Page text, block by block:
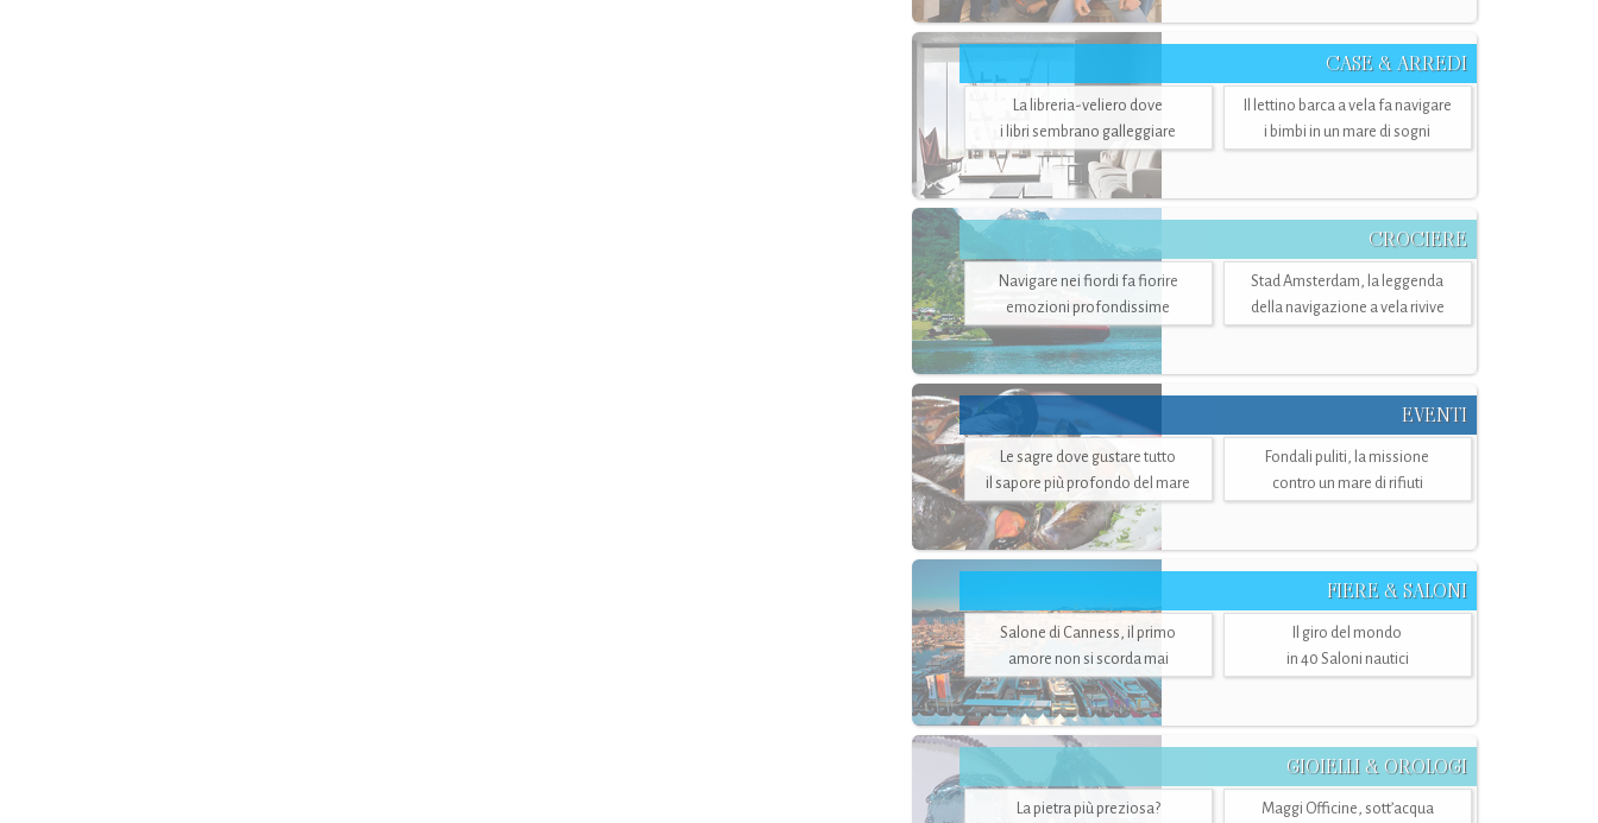
CASE & ARREDI
La libreria-veliero dove
i libri sembrano galleggiare
Il lettino barca a vela fa navigare
i bimbi in un mare di sogni
CROCIERE
Navigare nei fiordi fa fiorire
emozioni profondissime
Stad Amsterdam, la leggenda
della navigazione a vela rivive
EVENTI
Le sagre dove gustare tutto
il sapore più profondo del mare
Fondali puliti, la missione
contro un mare di rifiuti
FIERE & SALONI
Salone di Canness, il primo
amore non si scorda mai
Il giro del mondo
in 40 Saloni nautici
GIOIELLI & OROLOGI
La pietra più preziosa?
Maggi Officine, sott’acqua